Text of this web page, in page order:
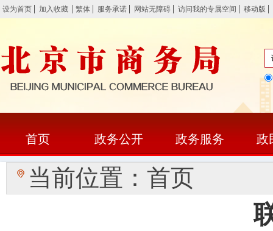
设为首页 加入收藏 繁体 服务承诺 网站无障碍 访问我的专属空间 移动版
首页 政务公开 政务服务 政
当前位置： 首页